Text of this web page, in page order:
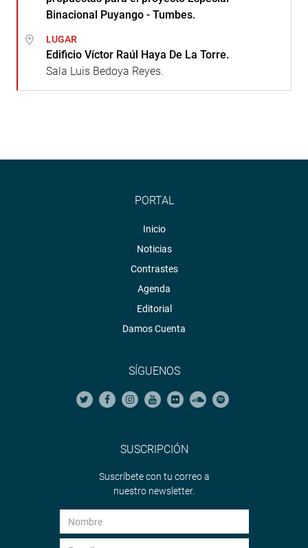
Binacional Puyango - Tumbes.
LUGAR
Edificio Víctor Raúl Haya De La Torre.
Sala Luis Bedoya Reyes.
PORTAL
Inicio
Noticias
Contrastes
Agenda
Editorial
Damos Cuenta
SÍGUENOS
SUSCRIPCIÓN
Suscríbete con tu correo a
nuestro newsletter.